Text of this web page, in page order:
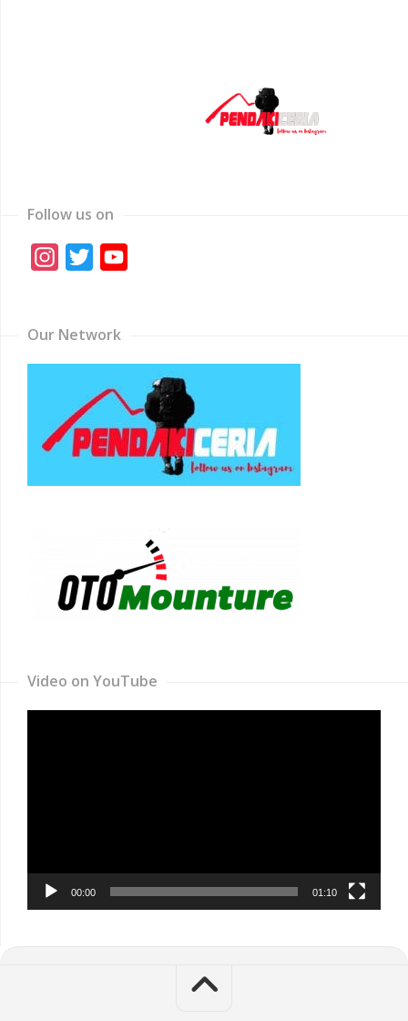
Follow us on
Instagram
Twitter
Our Network
Video on YouTube
00:00 01:10